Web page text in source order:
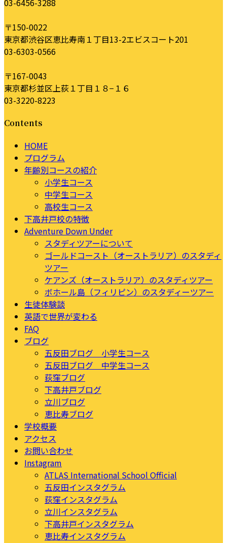
03-6456-3288
〒150-0022
東京都渋谷区恵比寿南１丁目13-2エビスコート201
03-6303-0566
〒167-0043
東京都杉並区上荻１丁目１８−１６
03-3220-8223
Contents
HOME
プログラム
年齢別コースの紹介
小学生コース
中学生コース
高校生コース
下高井戸校の特徴
Adventure Down Under
スタディツアーについて
ゴールドコースト（オーストラリア）のスタディ
ツアー
ケアンズ（オーストラリア）のスタディツアー
ボホール島（フィリピン）のスタディーツアー
生徒体験談
英語で世界が変わる
FAQ
ブログ
五反田ブログ 小学生コース
五反田ブログ 中学生コース
荻窪ブログ
下高井戸ブログ
立川ブログ
恵比寿ブログ
学校概要
アクセス
お問い合わせ
Instagram
ATLAS International School Official
五反田インスタグラム
荻窪インスタグラム
立川インスタグラム
下高井戸インスタグラム
恵比寿インスタグラム